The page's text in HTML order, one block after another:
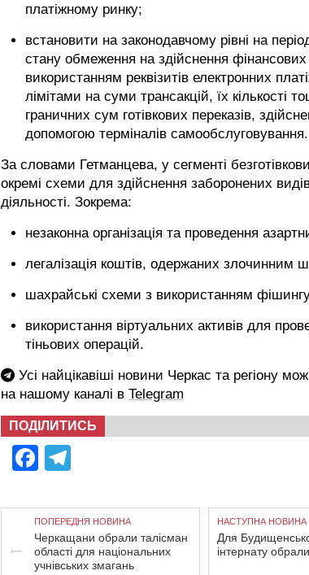
платіжному ринку;
встановити на законодавчому рівні на
стану обмеження на здійснення фінансових
використанням реквізитів електронних
лімітами на суми трансакцій, їх кількості
граничних сум готівкових переказів,
допомогою терміналів самообслуговування.
За словами Гетманцева, у сегменті
окремі схеми для здійснення заборонених
діяльності. Зокрема:
незаконна організація та проведення
легалізація коштів, одержаних злочинним
шахрайські схеми з використанням
використання віртуальних активів для
тіньових операцій.
Усі найцікавіші новини Черкас та регіону
на нашому каналі в Telegram
ПОДІЛИТИСЬ
Facebook
ПОПЕРЕДНЯ НОВИНА
Черкащани обрали талісман
області для національних
учнівських змагань
НАСТУПНА НОВИНА
Для
інтернату